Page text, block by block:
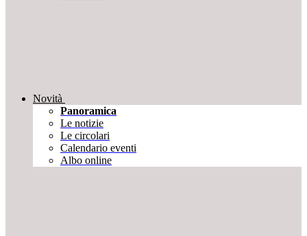
Novità
Panoramica
Le notizie
Le circolari
Calendario eventi
Albo online